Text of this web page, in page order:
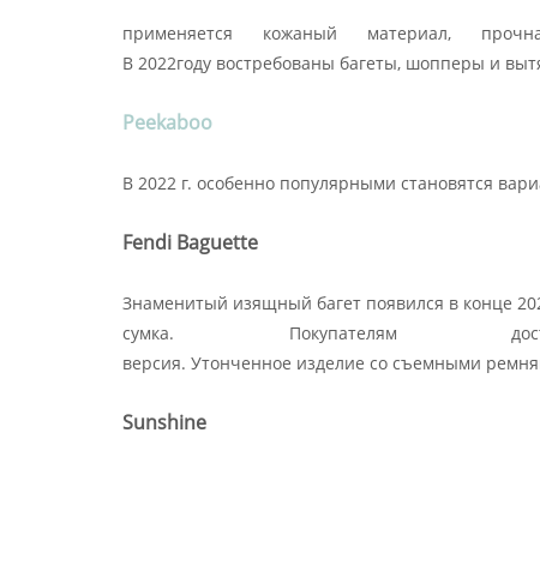
применяется кожаный материал,
В 2022году востребованы багеты, шопперы и
Peekaboo
В 2022 г. особенно популярными становятся
Fendi Baguette
Знаменитый изящный багет появился в конце
сумка. Покупателям
версия. Утонченное изделие со съемными
Sunshine